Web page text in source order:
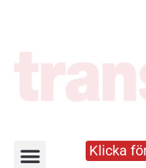
Klicka